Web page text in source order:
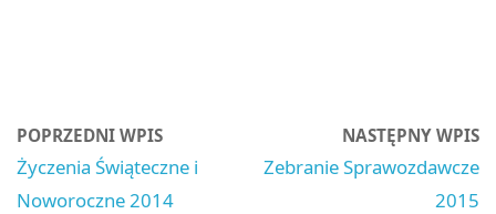
POPRZEDNI WPIS
Życzenia Świąteczne i
Noworoczne 2014
NASTĘPNY WPIS
Zebranie Sprawozdawcze
2015